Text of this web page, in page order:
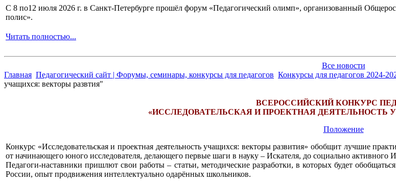
С 8 по12 июля 2026 г. в Санкт-Петербурге прошёл форум «Педагогический олимп», организованный
полис».
Читать полностью...
Все новости
Главная Педагогический сайт | Форумы, семинары, конкурсы для педагогов Конкурсы для педагогов 2024-
учащихся: векторы развтия"
ВСЕРОССИЙСКИЙ КОНКУРС
«ИССЛЕДОВАТЕЛЬСКАЯ И ПРОЕКТНАЯ ДЕЯТЕЛЬНОСТЬ
Положение
Конкурс «Исследовательская и проектная деятельность учащихся: векторы развития» обобщит лучшие
от начинающего юного исследователя, делающего первые шаги в науку – Искателя, до социально активного
Педагоги-наставники пришлют свои работы – статьи, методические разработки, в которых будет
России, опыт продвижения интеллектуально одарённых школьников.